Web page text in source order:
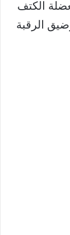
الكتف
الرقبة